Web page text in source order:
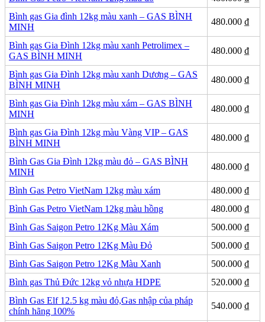
Bình gas Gia đình 12kg màu xanh – GAS BÌNH
MINH
480.000 ₫
Bình gas Gia Đình 12kg màu xanh Petrolimex –
GAS BÌNH MINH
480.000 ₫
Bình gas Gia Đình 12kg màu xanh Dương – GAS
BÌNH MINH
480.000 ₫
Bình gas Gia Đình 12kg màu xám – GAS BÌNH
MINH
480.000 ₫
Bình gas Gia Đình 12kg màu Vàng VIP – GAS
BÌNH MINH
480.000 ₫
Bình Gas Gia Đình 12kg màu đỏ – GAS BÌNH
MINH
480.000 ₫
Bình Gas Petro VietNam 12kg màu xám 480.000 ₫
Bình Gas Petro VietNam 12kg màu hồng
480.000 ₫
Bình Gas Saigon Petro 12Kg Màu Xám
500.000 ₫
Bình Gas Saigon Petro 12Kg Màu Đỏ
500.000 ₫
Bình Gas Saigon Petro 12Kg Màu Xanh
500.000 ₫
Bình gas Thủ Đức 12kg vỏ nhựa HDPE
520.000 ₫
Bình Gas Elf 12.5 kg màu đỏ,Gas nhập của pháp
chính hãng 100%
540.000 ₫